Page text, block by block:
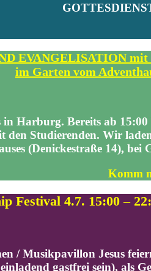
EVANGELISATION
im Garten vom
Harburg. Bereits ab
den Studierenden. Wir
(Denickestraße 14),
Komm
Festival 4.7. 15:00 –
/ Musikpavillon Jesus
gastfrei sein), als